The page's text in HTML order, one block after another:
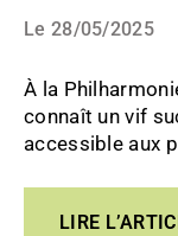
Le 28/05/2025
À la
connaît un vif
accessible aux
LIRE